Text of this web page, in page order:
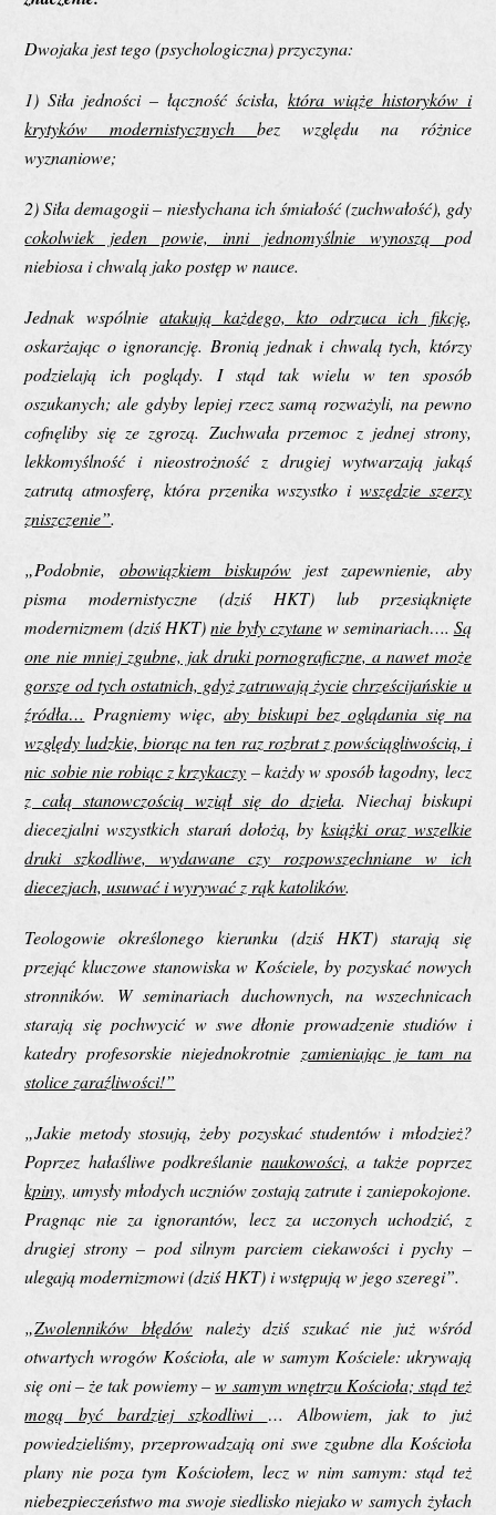
Dwojaka jest tego(psychologiczna)przyczyna:
1) Siła jedności – łączność ścisła, która wiąże historyków i
krytyków modernistycznychbez względu na różnice
wyznaniowe;
2) Siła demagogii – niesłychana ich śmiałość (zuchwałość), gdy
cokolwiek jeden powie, inni jednomyślnie wynoszą pod
niebiosa i chwalą jako postęp w nauce.
Jednak wspólnieatakują każdego, kto odrzuca ich fikcję,
oskarżając o ignorancję. Bronią jednak i chwalą tych, którzy
podzielają ich poglądy. I stąd tak wielu w ten sposób
oszukanych; ale gdyby lepiej rzecz samą rozważyli, na pewno
cofnęliby się ze zgrozą. Zuchwała przemoc z jednej strony,
lekkomyślność i nieostrożność z drugiej wytwarzają jakąś
zatrutą atmosferę, która przenika wszystko i wszędzie szerzy
zniszczenie”.
„Podobnie, obowiązkiem biskupówjest zapewnienie, aby
pisma modernistyczne (dziś HKT) lub przesiąknięte
modernizmem (dziś HKT)nie były czytanew seminariach…. Są
one nie mniej zgubne, jak druki pornograficzne, a nawet może
gorsze od tych ostatnich, gdyż zatruwają życie chrześcijańskie u
źródła… Pragniemy więc,aby biskupi bez oglądania się na
względy ludzkie, biorąc na ten raz rozbrat z powściągliwością, i
nic sobie nie robiąc z krzykaczy – każdy w sposób łagodny, lecz
z całą stanowczością wziął się do dzieła. Niechaj biskupi
diecezjalni wszystkich starań dołożą, byksiążki oraz wszelkie
druki szkodliwe, wydawane czy rozpowszechniane w ich
diecezjach, usuwać i wyrywać z rąk katolików.
Teologowie określonego kierunku (dziś HKT) starają się
przejąć kluczowe stanowiska w Kościele, by pozyskać nowych
stronników. W seminariach duchownych, na wszechnicach
starają się pochwycić w swe dłonie prowadzenie studiów i
katedry profesorskie niejednokrotnie zamieniając je tam na
stolice zaraźliwości!”
„Jakie metody stosują, żeby pozyskać studentów i młodzież?
Poprzez hałaśliwe podkreślanie naukowości, a także poprzez
kpiny, umysły młodych uczniów zostają zatrute i zaniepokojone.
Pragnąc nie za ignorantów, lecz za uczonych uchodzić, z
drugiej strony – pod silnym parciem ciekawości i pychy –
ulegają modernizmowi (dziś HKT) i wstępują w jego szeregi”.
„Zwolenników błędów należy dziś szukać nie już wśród
otwartych wrogów Kościoła, ale w samym Kościele: ukrywają
się oni – że tak powiemy –w samym wnętrzu Kościoła; stąd też
mogą być bardziej szkodliwi … Albowiem, jak to już
powiedzieliśmy, przeprowadzają oni swe zgubne dla Kościoła
plany nie poza tym Kościołem, lecz w nim samym: stąd też
niebezpieczeństwo ma swoje siedlisko niejako w samych żyłach